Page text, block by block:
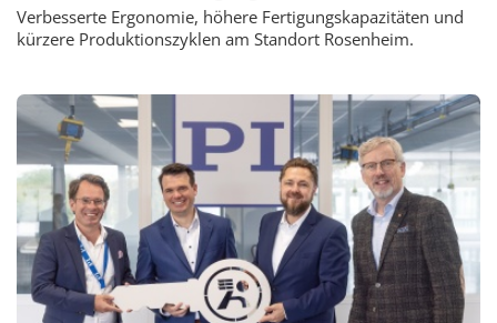
Verbesserte Ergonomie, höhere Fertigungskapazitäten und
kürzere Produktionszyklen am Standort Rosenheim.